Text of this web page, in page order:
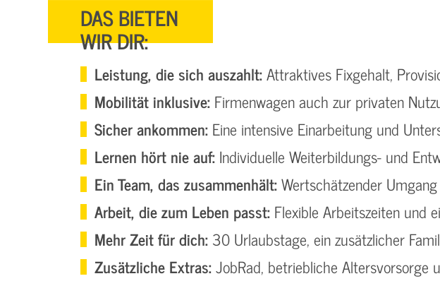
DAS BIETEN
WIR DIR:
Leistung, die sich auszahlt:Attraktives Fixgehalt,
Mobilität inklusive:Firmenwagen auch zur privaten
Sicher ankommen:Eine intensive Einarbeitung und
Lernen hört nie auf:Individuelle Weiterbildungs- und
Ein Team, das zusammenhält:Wertschätzender
Arbeit, die zum Leben passt:Flexible Arbeitszeiten und
Mehr Zeit für dich:30 Urlaubstage, ein zusätzlicher
Zusätzliche Extras:JobRad, betriebliche Altersvorsorge